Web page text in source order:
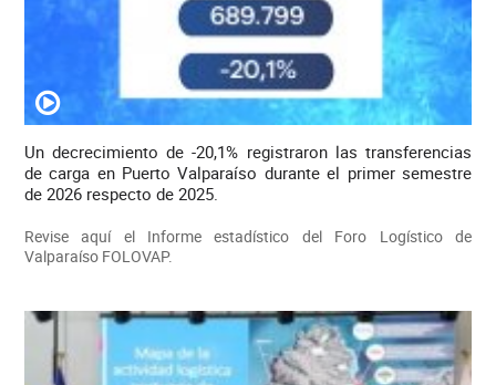
Un decrecimiento de -20,1% registraron las transferencias
de carga en Puerto Valparaíso durante el primer semestre
de 2026 respecto de 2025.
Revise aquí el Informe estadístico del Foro Logístico de
Valparaíso FOLOVAP.